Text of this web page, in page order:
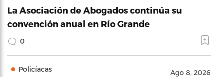
La Asociación de Abogados continúa su
convención anual en Río Grande
0
Policíacas Ago 8, 2026